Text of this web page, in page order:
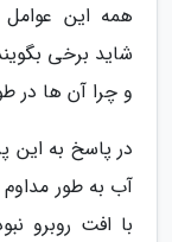
همه این
شاید برخی
و چرا آن ها در
در پاسخ به این
آب به طور
با افت روبرو